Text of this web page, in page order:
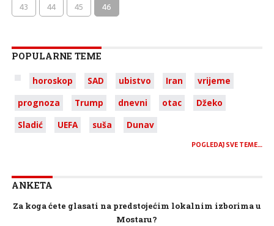
43
44 45 46
POPULARNE TEME
horoskop SAD ubistvo Iran
vrijeme
prognoza
Trump dnevni otac
Džeko
Sladić
UEFA suša Dunav
POGLEDAJ SVE TEME…
ANKETA
Za koga ćete glasati na predstojećim lokalnim izborima u
Mostaru?